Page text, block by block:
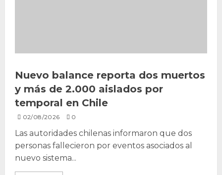
Nuevo balance reporta dos muertos
y más de 2.000 aislados por
temporal en Chile
02/08/2026 0
Las autoridades chilenas informaron que dos
personas fallecieron por eventos asociados al
nuevo sistema...